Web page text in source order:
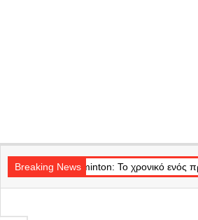
Navigation
Menu
Breaking News
Θέατρο Badminton: Το χρονικό ενός